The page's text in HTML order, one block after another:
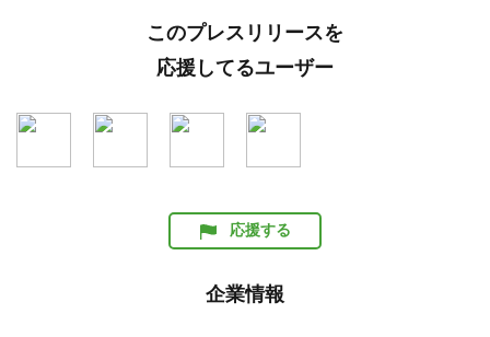
このプレスリリースを
応援してるユーザー
応援する
企業情報